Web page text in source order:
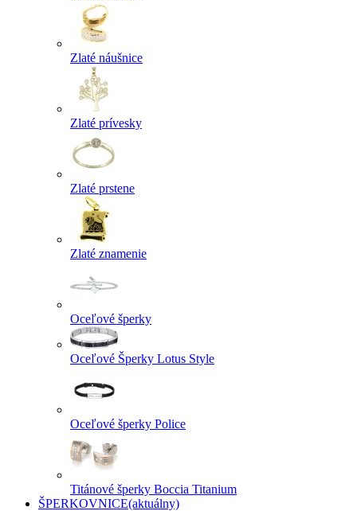
Zlaté náušnice
Zlaté prívesky
Zlaté prstene
Zlaté znamenie
Oceľové šperky
Oceľové Šperky Lotus Style
Oceľové šperky Police
Titánové šperky Boccia Titanium
ŠPERKOVNICE(aktuálny)